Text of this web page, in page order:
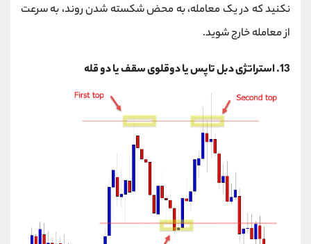
نکنید که در یک معامله، به محض شکسته شدن روند، به سرعت
از معامله خارج شوید.
13. استراتژی دبل تاپس یا دوقلوی سقف یا دو قله